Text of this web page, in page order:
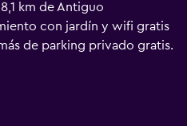
km de Antiguo
con jardín y wifi gratis
de parking privado gratis.
servicio de habitaciones y
libre de humo está a